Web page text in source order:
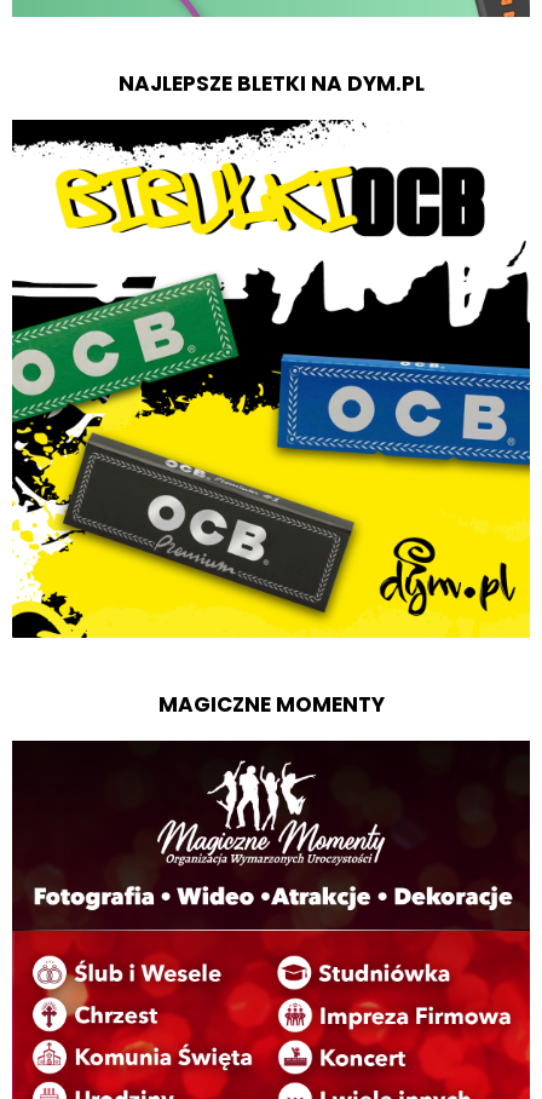
NAJLEPSZE BLETKI NA DYM.PL
MAGICZNE MOMENTY